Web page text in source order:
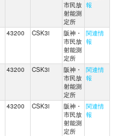
市民放
射能測
定所
報
43200 CSK3i
阪神・
市民放
射能測
定所
関連情
報
43200 CSK3i
阪神・
市民放
射能測
定所
関連情
報
43200 CSK3i
阪神・
市民放
射能測
定所
関連情
報